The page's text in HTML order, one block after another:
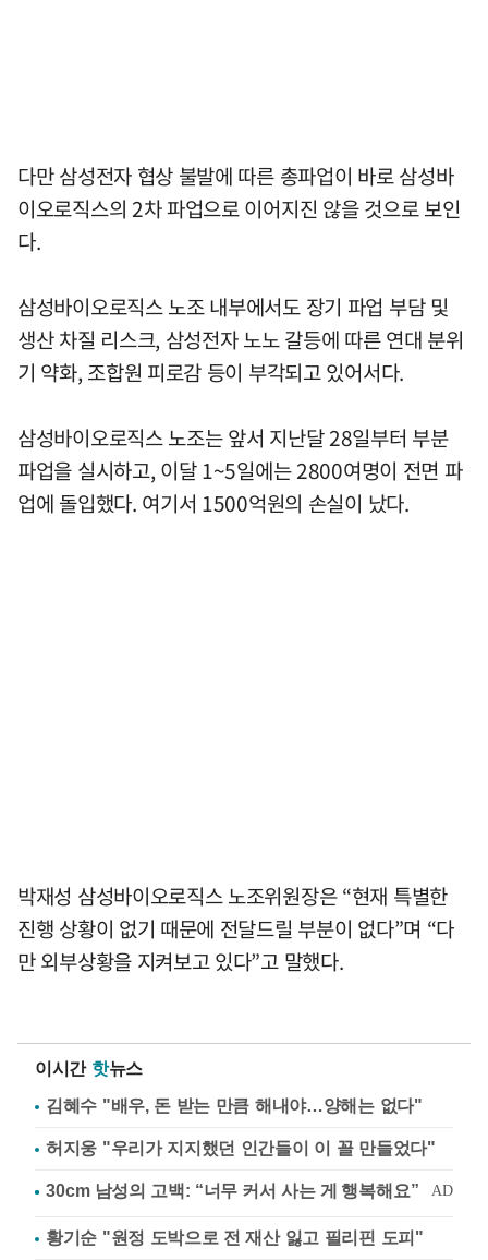
다만 삼성전자 협상 불발에 따른 총파업이 바로 삼성바
이오로직스의 2차 파업으로 이어지진 않을 것으로 보인
다.
삼성바이오로직스 노조 내부에서도 장기 파업 부담 및
생산 차질 리스크, 삼성전자 노노 갈등에 따른 연대 분위
기 약화, 조합원 피로감 등이 부각되고 있어서다.
삼성바이오로직스 노조는 앞서 지난달 28일부터 부분
파업을 실시하고, 이달 1~5일에는 2800여명이 전면 파
업에 돌입했다. 여기서 1500억원의 손실이 났다.
박재성 삼성바이오로직스 노조위원장은 “현재 특별한
진행 상황이 없기 때문에 전달드릴 부분이 없다”며 “다
만 외부상황을 지켜보고 있다”고 말했다.
이시간 핫뉴스
김혜수 "배우, 돈 받는 만큼 해내야…양해는 없다"
허지웅 "우리가 지지했던 인간들이 이 꼴 만들었다"
황기순 "원정 도박으로 전 재산 잃고 필리핀 도피"